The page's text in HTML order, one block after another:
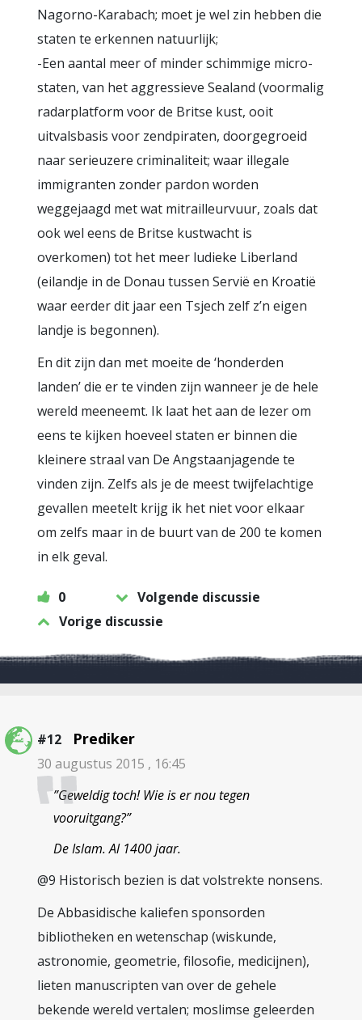
Nagorno-Karabach; moet je wel zin hebben die
staten te erkennen natuurlijk;
-Een aantal meer of minder schimmige micro-
staten, van het aggressieve Sealand (voormalig
radarplatform voor de Britse kust, ooit
uitvalsbasis voor zendpiraten, doorgegroeid
naar serieuzere criminaliteit; waar illegale
immigranten zonder pardon worden
weggejaagd met wat mitrailleurvuur, zoals dat
ook wel eens de Britse kustwacht is
overkomen) tot het meer ludieke Liberland
(eilandje in de Donau tussen Servië en Kroatië
waar eerder dit jaar een Tsjech zelf z’n eigen
landje is begonnen).
En dit zijn dan met moeite de ‘honderden
landen’ die er te vinden zijn wanneer je de hele
wereld meeneemt. Ik laat het aan de lezer om
eens te kijken hoeveel staten er binnen die
kleinere straal van De Angstaanjagende te
vinden zijn. Zelfs als je de meest twijfelachtige
gevallen meetelt krijg ik het niet voor elkaar
om zelfs maar in de buurt van de 200 te komen
in elk geval.
0
Volgende discussie
Vorige discussie
#12 Prediker
30 augustus 2015 , 16:45
”Geweldig toch! Wie is er nou tegen
vooruitgang?”
De Islam. Al 1400 jaar.
@9 Historisch bezien is dat volstrekte nonsens.
De Abbasidische kaliefen sponsorden
bibliotheken en wetenschap (wiskunde,
astronomie, geometrie, filosofie, medicijnen),
lieten manuscripten van over de gehele
bekende wereld vertalen; moslimse geleerden